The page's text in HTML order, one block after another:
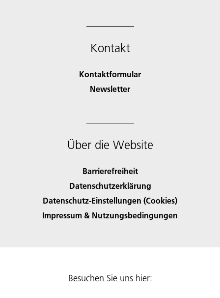
Kontakt
Kontaktformular
Newsletter
Über die Website
Barrierefreiheit
Datenschutzerklärung
Datenschutz-Einstellungen (Cookies)
Impressum & Nutzungsbedingungen
Besuchen Sie uns hier: